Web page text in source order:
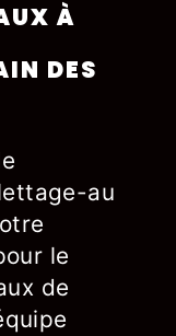
À
DES
au
le
de